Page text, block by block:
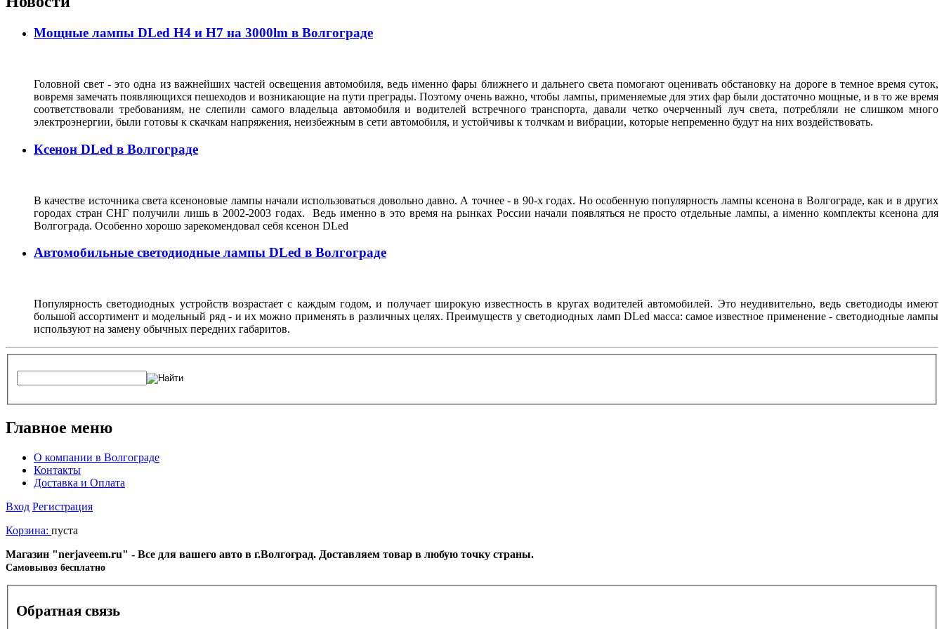
Мощные лампы DLed H4 и H7 на 3000lm в Волгограде
Головной свет - это одна из важнейших частей освещения автомобиля, ведь именно фары ближнего и дальнего света помогают оценивать обстановку на дороге в темное время суток,
вовремя замечать появляющихся пешеходов и возникающие на пути преграды. Поэтому очень важно, чтобы лампы, применяемые для этих фар были достаточно мощные, и в то же время
соответствовали требованиям, не слепили самого владельца автомобиля и водителей встречного транспорта, давали четко очерченный луч света, потребляли не слишком много
электроэнергии, были готовы к скачкам напряжения, неизбежным в сети автомобиля, и устойчивы к толчкам и вибрации, которые непременно будут на них воздействовать.
Ксенон DLed в Волгограде
В качестве источника света ксеноновые лампы начали использоваться довольно давно. А точнее - в 90-х годах. Но особенную популярность лампы ксенона в Волгограде, как и в других
городах стран СНГ получили лишь в 2002-2003 годах. Ведь именно в это время на рынках России начали появляться не просто отдельные лампы, а именно комплекты ксенона для
Волгограда. Особенно хорошо зарекомендовал себя ксенон DLed
Автомобильные светодиодные лампы DLed в Волгограде
Популярность светодиодных устройств возрастает с каждым годом, и получает широкую известность в кругах водителей автомобилей. Это неудивительно, ведь светодиоды имеют
большой ассортимент и модельный ряд - и их можно применять в различных целях. Преимуществ у светодиодных ламп DLed масса: самое известное применение - светодиодные лампы
используют на замену обычных передних габаритов.
Главное меню
О компании в Волгограде
Контакты
Доставка и Оплата
Вход Регистрация
Корзина: пуста
Магазин "nerjaveem.ru" - Все для вашего авто в г.Волгоград. Доставляем товар в любую точку страны.
Cамовывоз бесплатно
Обратная связь